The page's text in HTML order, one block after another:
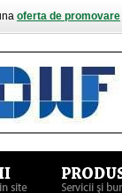
oferta de promovare